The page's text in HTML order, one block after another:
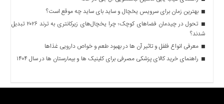
بهترین زمان برای سرویس یخچال و ساید بای ساید چه موقع است؟
تحول در چیدمان فضاهای کوچک؛ چرا یخچال‌های زیرکانتری به ترند ۲۰۲۶ تبدیل
شدند؟
معرفی انواع فلفل و تاثیر آن ‌ها در بهبود طعم و خواص دارویی غذاها
راهنمای خرید کالای پزشکی مصرفی برای کلینیک ها و بیمارستان ها در سال ۱۴۰۴